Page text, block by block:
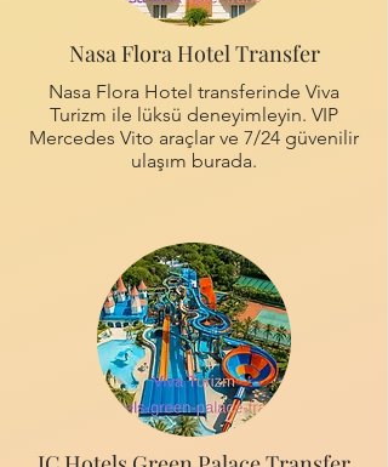
Nasa Flora Hotel Transfer
Nasa Flora Hotel transferinde Viva
Turizm ile lüksü deneyimleyin. VIP
Mercedes Vito araçlar ve 7/24 güvenilir
ulaşım burada.